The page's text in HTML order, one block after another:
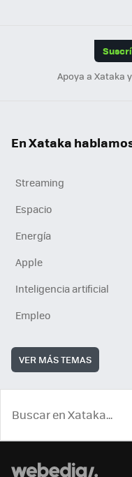
Apoya a Xataka
En Xataka
Streaming
Espacio
Energía
Apple
Inteligencia artificial
Empleo
VER MÁS TEMAS